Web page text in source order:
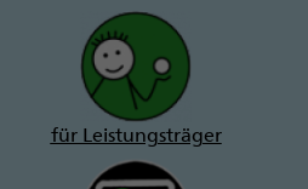
für Leistungsträger